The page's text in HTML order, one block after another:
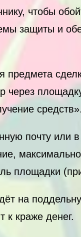
чтобы
защиты и
предмета
через
средств».
почту или
площадки
на
к краже денег.